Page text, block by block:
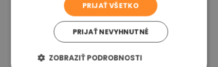
PRIJAŤ VŠETKO
PRIJAŤ NEVYHNUTNÉ
ZOBRAZIŤ PODROBNOSTI